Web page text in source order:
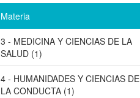
Materia
3 - MEDICINA Y CIENCIAS DE LA
SALUD (1)
4 - HUMANIDADES Y CIENCIAS DE
LA CONDUCTA (1)